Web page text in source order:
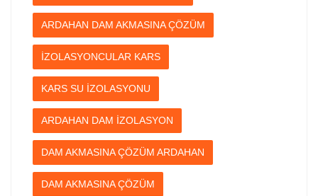
ARDAHAN DAM AKMASINA ÇÖZÜM
İZOLASYONCULAR KARS
KARS SU İZOLASYONU
ARDAHAN DAM İZOLASYON
DAM AKMASINA ÇÖZÜM ARDAHAN
DAM AKMASINA ÇÖZÜM